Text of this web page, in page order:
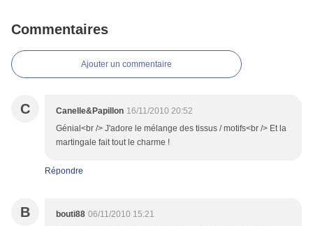
Commentaires
Ajouter un commentaire
C Canelle&Papillon 16/11/2010 20:52
Génial<br /> J'adore le mélange des tissus / motifs<br /> Et la
martingale fait tout le charme !
Répondre
B bouti88 06/11/2010 15:21